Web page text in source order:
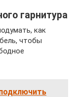
гарнитура
как
чтобы